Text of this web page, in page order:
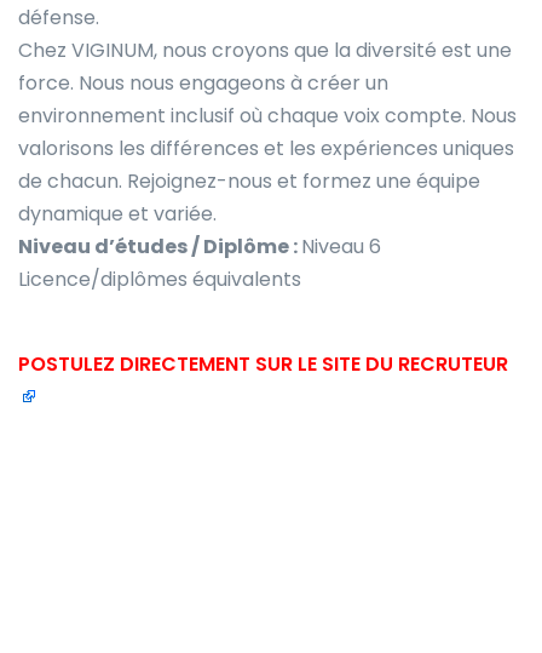
défense.
Chez VIGINUM, nous croyons que la diversité est une
force. Nous nous engageons à créer un
environnement inclusif où chaque voix compte. Nous
valorisons les différences et les expériences uniques
de chacun. Rejoignez-nous et formez une équipe
dynamique et variée.
Niveau d’études / Diplôme :Niveau 6
Licence/diplômes équivalents
POSTULEZ DIRECTEMENT SUR LE SITE DU RECRUTEUR